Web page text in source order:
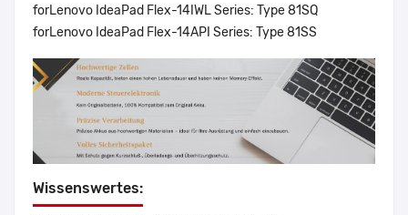
forLenovo IdeaPad Flex-14IWL Series: Type 81SQ
forLenovo IdeaPad Flex-14API Series: Type 81SS
Wissenswertes: